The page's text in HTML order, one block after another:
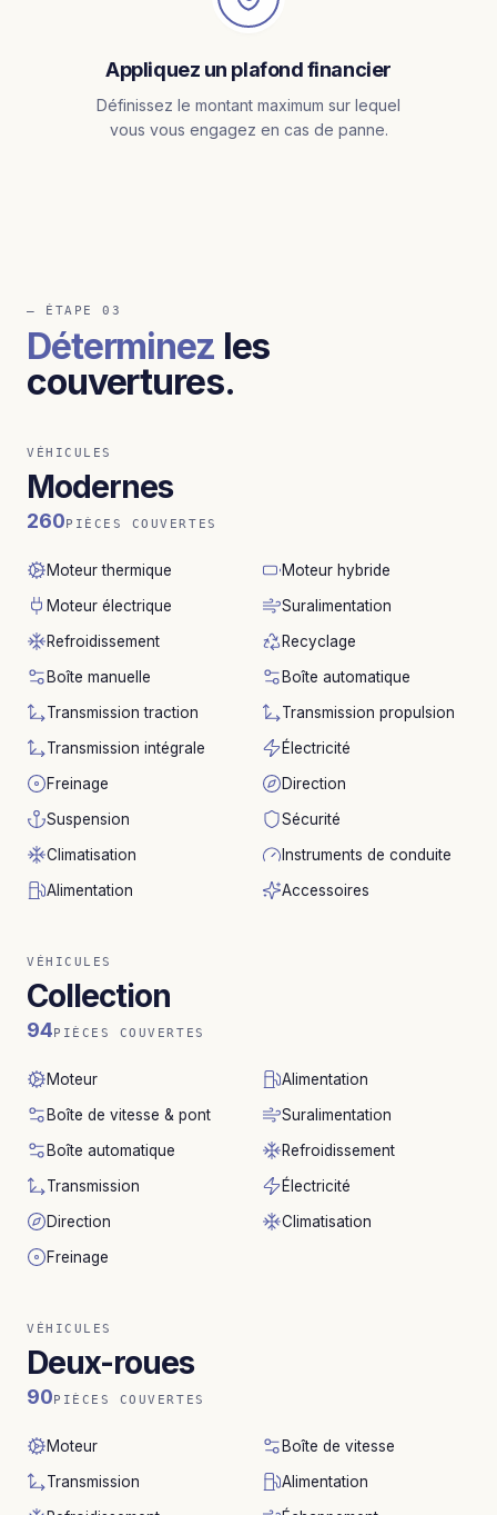
Appliquez un plafond financier
Définissez le montant maximum sur lequel
vous vous engagez en cas de panne.
— ÉTAPE 03
Déterminez les
couvertures.
VÉHICULES
Modernes
260PIÈCES COUVERTES
Moteur thermique
Moteur hybride
Moteur électrique
Suralimentation
Refroidissement
Recyclage
Boîte manuelle
Boîte automatique
Transmission traction
Transmission propulsion
Transmission intégrale
Électricité
Freinage
Direction
Suspension
Sécurité
Climatisation
Instruments de conduite
Alimentation
Accessoires
VÉHICULES
Collection
94PIÈCES COUVERTES
Moteur
Alimentation
Boîte de vitesse & pont
Suralimentation
Boîte automatique
Refroidissement
Transmission
Électricité
Direction
Climatisation
Freinage
VÉHICULES
Deux-roues
90PIÈCES COUVERTES
Moteur
Boîte de vitesse
Transmission
Alimentation